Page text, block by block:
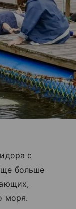
с
больше
моря.